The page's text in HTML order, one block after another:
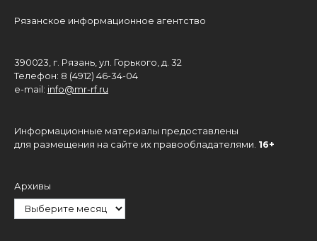
Рязанское информационное агентство
390023, г. Рязань, ул. Горького, д. 32
Телефон: 8 (4912) 46-34-04
e-mail: info@mr-rf.ru
Информационные материалы предоставлены
для размещения на сайте их правообладателями. 16+
Архивы